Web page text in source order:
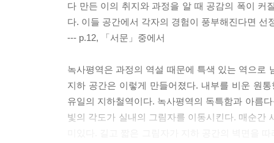
다 만든 이의 취지와 과정을 알 때 공감의 폭이 커
다. 이들 공간에서 각자의 경험이 풍부해진다면 선
--- p.12, 「서문」중에서
녹사평역은 과정의 역설 때문에 특색 있는 역으로
지하 공간은 이렇게 만들어졌다. 내부를 비운 원
유일의 지하철역이다. 녹사평역의 독특함과 아름
빛의 각도가 실내의 그림자를 이동시킨다. 매순간